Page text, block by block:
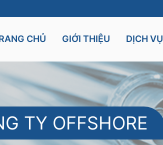
CHỦ GIỚI THIỆU DỊCH VỤ
Cyprus
Mauritius
TY OFFSHORE